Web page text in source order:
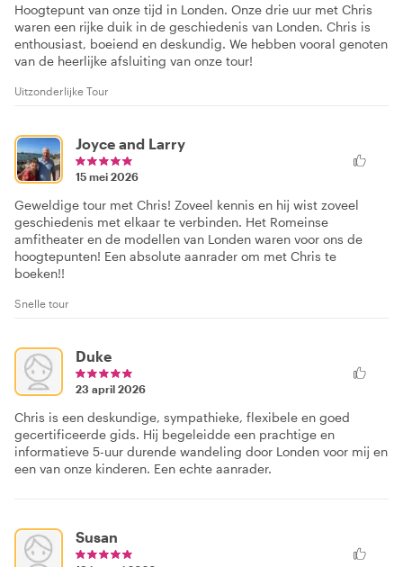
Hoogtepunt van onze tijd in Londen. Onze drie uur met Chris
waren een rijke duik in de geschiedenis van Londen. Chris is
enthousiast, boeiend en deskundig. We hebben vooral genoten
van de heerlijke afsluiting van onze tour!
Uitzonderlijke Tour
Joyce and Larry
15 mei 2026
Geweldige tour met Chris! Zoveel kennis en hij wist zoveel
geschiedenis met elkaar te verbinden. Het Romeinse
amfitheater en de modellen van Londen waren voor ons de
hoogtepunten! Een absolute aanrader om met Chris te
boeken!!
Snelle tour
Duke
23 april 2026
Chris is een deskundige, sympathieke, flexibele en goed
gecertificeerde gids. Hij begeleidde een prachtige en
informatieve 5-uur durende wandeling door Londen voor mij en
een van onze kinderen. Een echte aanrader.
Susan